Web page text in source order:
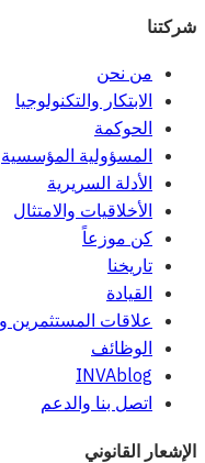
شركتنا
من نحن
الابتكار والتكنولوجيا
الحوكمة
المسؤولية المؤسسية
الأدلة السريرية
الأخلاقيات والامتثال
كن موزعاً
تاريخنا
القيادة
علاقات المستثمرين
الوظائف
INVAblog
اتصل بنا والدعم
الإشعار القانوني